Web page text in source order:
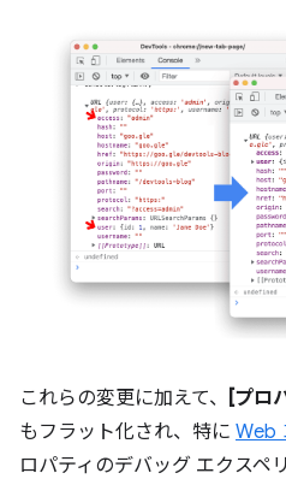
これらの変更に加えて、 [プロ
もフラット化され、特に Web
ロパティのデバッグ エクスペ